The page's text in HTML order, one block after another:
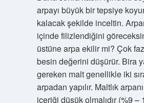
arpayı büyük bir tepsiye
kalacak şekilde inceltin.
içinde filizlendiğini
üstüne arpa ekilir mi? Çok
besin değerini düşürür. Bira
gereken malt genellikle iki
arpadan yapılır. Maltlık
içeriği düşük olmalıdır (%9 –